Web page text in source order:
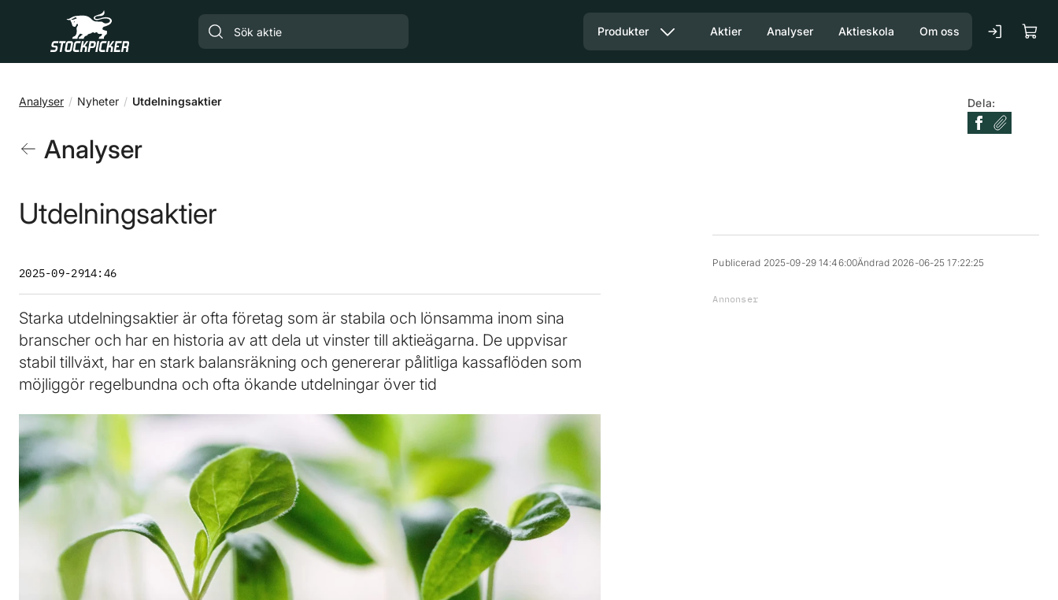
Gå till huvudinnehåll
Produkter Aktier Analyser Aktieskola Om oss
Analyser Nyheter Utdelningsaktier Dela:
Analyser
Utdelningsaktier
2025-09-2914:46
Starka utdelningsaktier är ofta företag som är stabila och lönsamma inom sina
branscher och har en historia av att dela ut vinster till aktieägarna. De uppvisar
stabil tillväxt, har en stark balansräkning och genererar pålitliga kassaflöden som
möjliggör regelbundna och ofta ökande utdelningar över tid
Publicerad 2025-09-29 14:46:00Ändrad 2026-06-25 17:22:25
Annonser